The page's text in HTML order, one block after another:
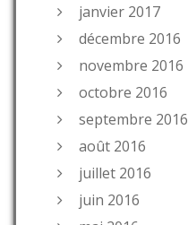
janvier 2017
décembre 2016
novembre 2016
octobre 2016
septembre 2016
août 2016
juillet 2016
juin 2016